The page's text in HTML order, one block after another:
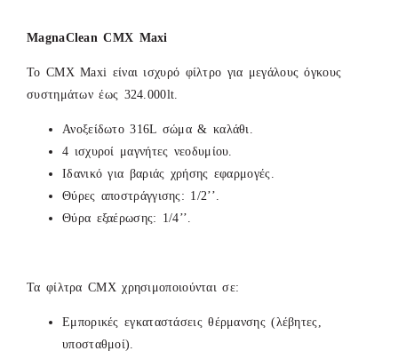
MagnaClean CMX Maxi
Το CMX Maxi είναι ισχυρό φίλτρο για μεγάλους όγκους
συστημάτων έως 324.000lt.
Ανοξείδωτο 316L σώμα & καλάθι.
4 ισχυροί μαγνήτες νεοδυμίου.
Ιδανικό για βαριάς χρήσης εφαρμογές.
Θύρες αποστράγγισης: 1/2’’.
Θύρα εξαέρωσης: 1/4’’.
Τα φίλτρα CMX χρησιμοποιούνται σε:
Εμπορικές εγκαταστάσεις θέρμανσης (λέβητες,
υποσταθμοί).